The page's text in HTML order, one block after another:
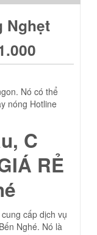
Nghẹt
Nó có thể
nóng Hotline
C
RẺ
cấp dịch vụ
Nghé. Nó là